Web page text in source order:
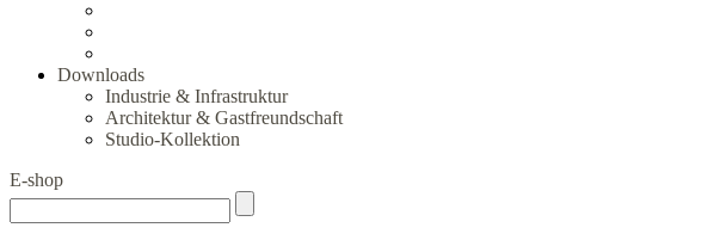
Downloads
Industrie & Infrastruktur
Architektur & Gastfreundschaft
Studio-Kollektion
E-shop